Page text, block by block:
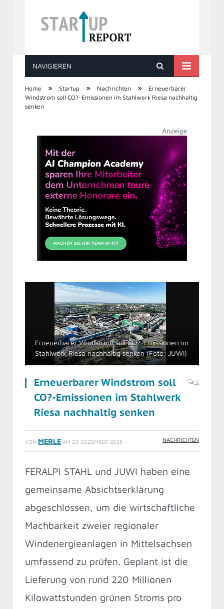
STARTUP REPORT
NAVIGIEREN
Home » Startup » Nachrichten »
Erneuerbarer
Windstrom soll CO?-Emissionen im Stahlwerk Riesa nachhaltig
senken
Erneuerbarer Windstrom soll CO?-Emissionen im
Stahlwerk Riesa nachhaltig senken (Foto: JUWI)
Erneuerbarer Windstrom soll
CO?-Emissionen im Stahlwerk
Riesa nachhaltig senken
0
VON MERLE AM 23. DEZEMBER 2025 NACHRICHTEN
FERALPI STAHL und JUWI haben eine
gemeinsame Absichtserklärung
abgeschlossen, um die wirtschaftliche
Machbarkeit zweier regionaler
Windenergieanlagen in Mittelsachsen
umfassend zu prüfen. Geplant ist die
Lieferung von rund 220 Millionen
Kilowattstunden grünen Stroms pro